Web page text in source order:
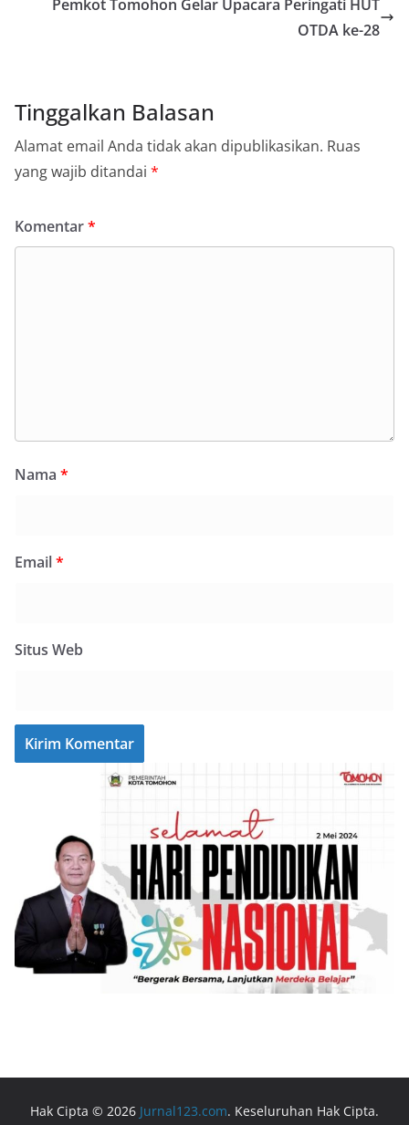
Pemkot Tomohon Gelar Upacara Peringati HUT
OTDA ke-28
Tinggalkan Balasan
Alamat email Anda tidak akan dipublikasikan. Ruas
yang wajib ditandai *
Komentar*
Nama *
Email*
Situs Web
Hak Cipta © 2026 Jurnal123.com. Keseluruhan Hak Cipta.